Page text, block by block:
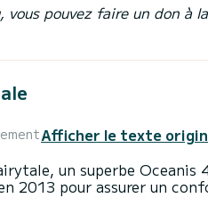
vous pouvez faire un don à
Afficher le texte
un superbe
2013 pour assurer un